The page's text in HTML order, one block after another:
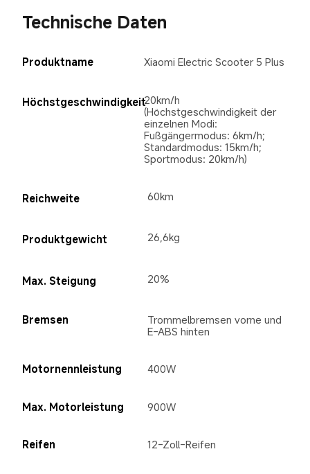
Technische Daten
Produktname Xiaomi Electric Scooter 5 Plus
Höchstgeschwindigkeit20km/h
(Höchstgeschwindigkeit der
einzelnen Modi:
Fußgängermodus: 6km/h;
Standardmodus: 15km/h;
Sportmodus: 20km/h)
Reichweite 60km
Produktgewicht 26,6kg
Max. Steigung 20%
Bremsen
Trommelbremsen vorne und
E-ABS hinten
Motornennleistung 400W
Max. Motorleistung 900W
Reifen 12-Zoll-Reifen